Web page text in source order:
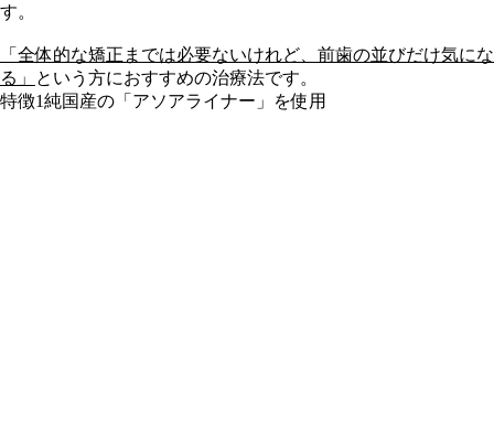
す。
「全体的な矯正までは必要ないけれど、前歯の並びだけ気にな
る」
という方におすすめの治療法です。
特徴1純国産の「アソアライナー」を使用